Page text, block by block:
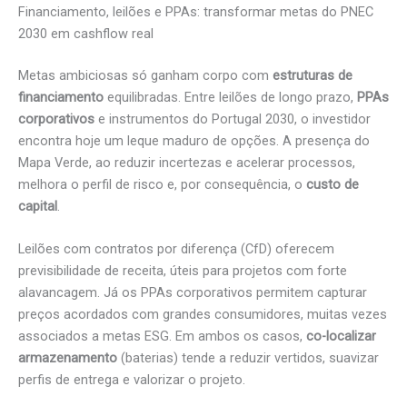
Financiamento, leilões e PPAs: transformar metas do PNEC
2030 em cashflow real
Metas ambiciosas só ganham corpo com estruturas de
financiamento equilibradas. Entre leilões de longo prazo, PPAs
corporativos e instrumentos do Portugal 2030, o investidor
encontra hoje um leque maduro de opções. A presença do
Mapa Verde, ao reduzir incertezas e acelerar processos,
melhora o perfil de risco e, por consequência, o custo de
capital.
Leilões com contratos por diferença (CfD) oferecem
previsibilidade de receita, úteis para projetos com forte
alavancagem. Já os PPAs corporativos permitem capturar
preços acordados com grandes consumidores, muitas vezes
associados a metas ESG. Em ambos os casos, co-localizar
armazenamento (baterias) tende a reduzir vertidos, suavizar
perfis de entrega e valorizar o projeto.